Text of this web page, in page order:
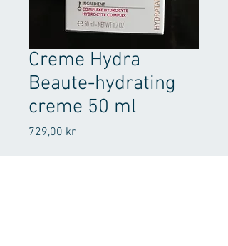
Creme Hydra
Beaute-hydrating
creme 50 ml
729,00 krPris